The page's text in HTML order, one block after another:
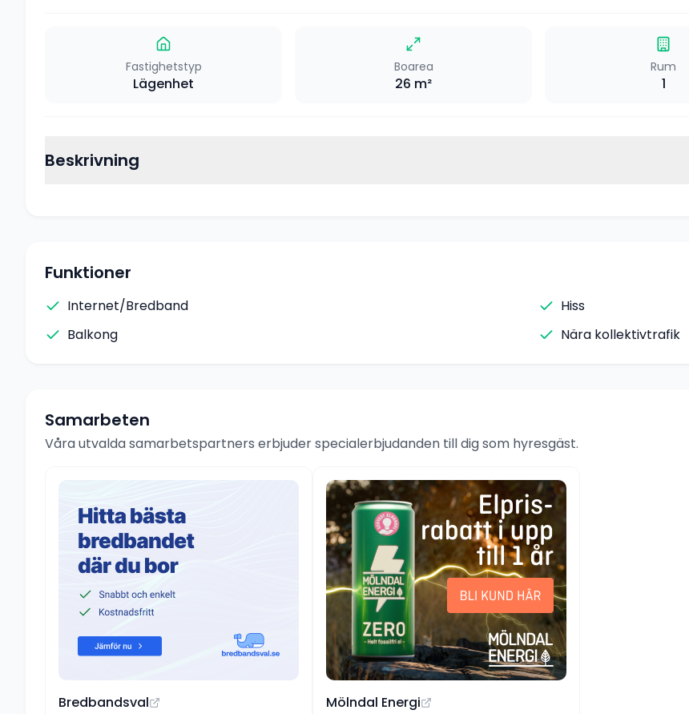
Fastighetstyp
Lägenhet
Boarea
26 m²
Rum
1
Beskrivning
Funktioner
Internet/Bredband
Hiss
Balkong
Nära kollektivtrafik
Samarbeten
Våra utvalda samarbetspartners erbjuder specialerbjudanden till dig som hyresgäst.
Bredbandsval Mölndal Energi